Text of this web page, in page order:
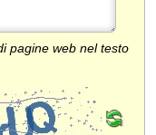
pagine web nel testo